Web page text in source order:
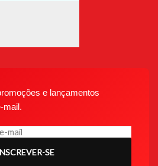
e lançamentos
mail.
SE